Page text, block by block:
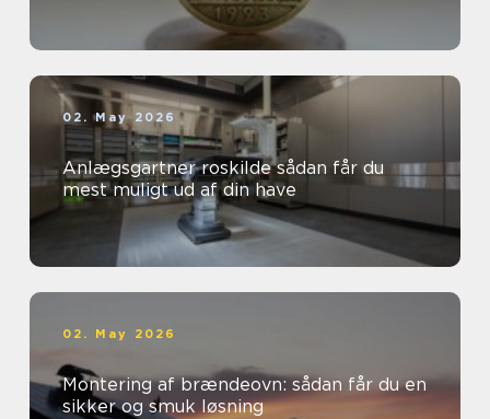
02. May 2026
Anlægsgartner roskilde sådan får du
mest muligt ud af din have
02. May 2026
Montering af brændeovn: sådan får du en
sikker og smuk løsning